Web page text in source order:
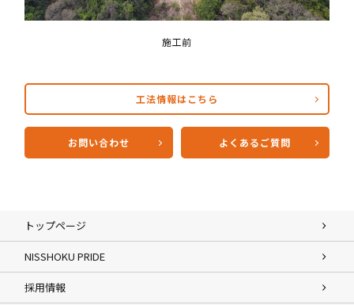
施工前
工法情報はこちら
お問い合わせ よくあるご質問
トップページ
NISSHOKU PRIDE
採用情報